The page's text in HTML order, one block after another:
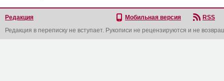
Редакция Мобильная версия
RSS
Редакция в переписку не вступает. Рукописи не рецензируются и не